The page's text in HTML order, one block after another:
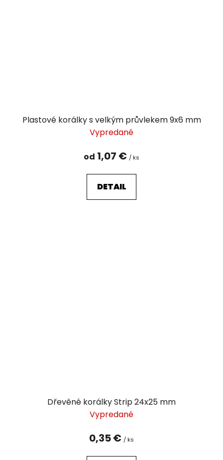
Plastové korálky s velkým průvlekem 9x6 mm
Vypredané
od 1,07 € / ks
DETAIL
Dřevěné korálky Strip 24x25 mm
Vypredané
0,35 € / ks